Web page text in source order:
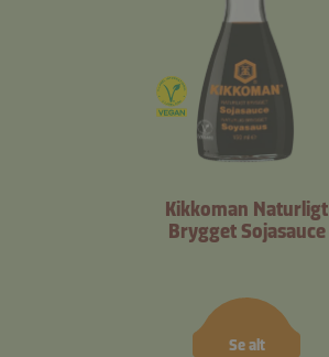
Se alt
Kikkoman Naturligt
Brygget Sojasauce